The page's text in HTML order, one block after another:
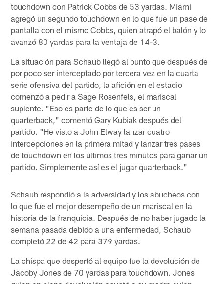
touchdown con Patrick Cobbs de 53 yardas. Miami
agregó un segundo touchdown en lo que fue un pase de
pantalla con el mismo Cobbs, quien atrapó el balón y lo
avanzó 80 yardas para la ventaja de 14-3.
La situación para Schaub llegó al punto que después de
por poco ser interceptado por tercera vez en la cuarta
serie ofensiva del partido, la afición en el estadio
comenzó a pedir a Sage Rosenfels, el mariscal
suplente. "Eso es parte de lo que es ser un
quarterback," comentó Gary Kubiak después del
partido. "He visto a John Elway lanzar cuatro
intercepciones en la primera mitad y lanzar tres pases
de touchdown en los últimos tres minutos para ganar un
partido. Simplemente así es el jugar quarterback."
Schaub respondió a la adversidad y los abucheos con
lo que fue el mejor desempeño de un mariscal en la
historia de la franquicia. Después de no haber jugado la
semana pasada debido a una enfermedad, Schaub
completó 22 de 42 para 379 yardas.
La chispa que despertó al equipo fue la devolución de
Jacoby Jones de 70 yardas para touchdown. Jones